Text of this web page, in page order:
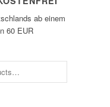
ab einem
60 EUR